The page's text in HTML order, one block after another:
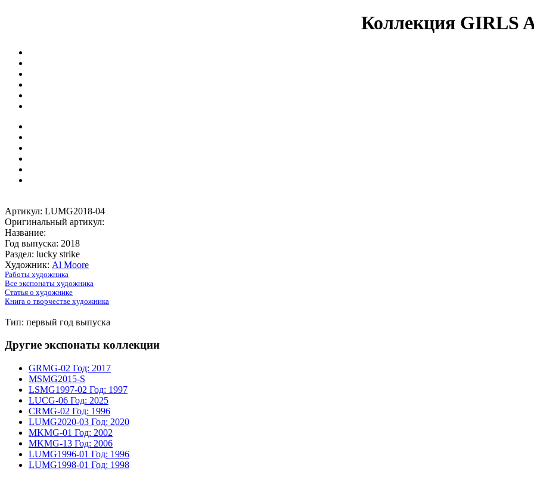
Коллекция GIRLS
Артикул: LUMG2018-04
Оригинальный артикул:
Название:
Год выпуска: 2018
Раздел: lucky strike
Художник: Al Moore
Работы художника
Все экспонаты художника
Статья о художнике
Книга о творчестве художника
Тип: первый год выпуска
Другие экспонаты коллекции
GRMG-02 Год: 2017
MSMG2015-S
LSMG1997-02 Год: 1997
LUCG-06 Год: 2025
CRMG-02 Год: 1996
LUMG2020-03 Год: 2020
MKMG-01 Год: 2002
MKMG-13 Год: 2006
LUMG1996-01 Год: 1996
LUMG1998-01 Год: 1998